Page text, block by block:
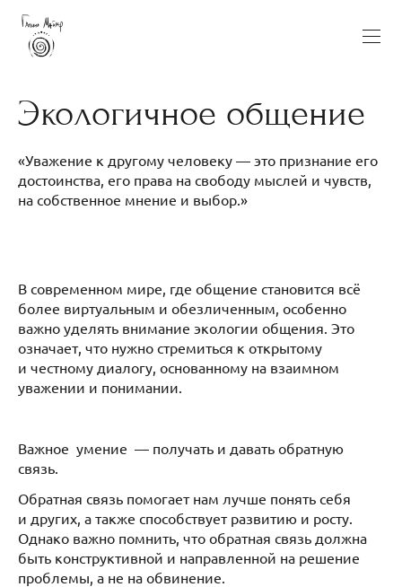
Экологичное общение
«Уважение к другому человеку — это признание его
достоинства, его права на свободу мыслей и чувств,
на собственное мнение и выбор.»
В современном мире, где общение становится всё
более виртуальным и обезличенным, особенно
важно уделять внимание экологии общения. Это
означает, что нужно стремиться к открытому
и честному диалогу, основанному на взаимном
уважении и понимании.
Важное умение — получать и давать обратную
связь.
Обратная связь помогает нам лучше понять себя
и других, а также способствует развитию и росту.
Однако важно помнить, что обратная связь должна
быть конструктивной и направленной на решение
проблемы, а не на обвинение.